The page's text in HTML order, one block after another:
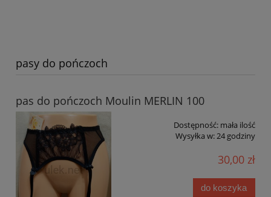
pasy do pończoch
pas do pończoch Moulin MERLIN 100
Dostępność: mała ilość
Wysyłka w:24 godziny
30,00 zł
do koszyka